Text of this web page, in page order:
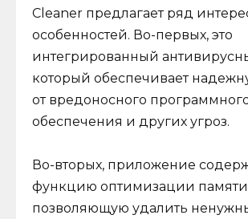
Cleaner предлагает ряд
особенностей. Во-первых, это
интегрированный
который обеспечивает
от вредоносного
обеспечения и других угроз.
Во-вторых, приложение
функцию оптимизации
позволяющую удалить